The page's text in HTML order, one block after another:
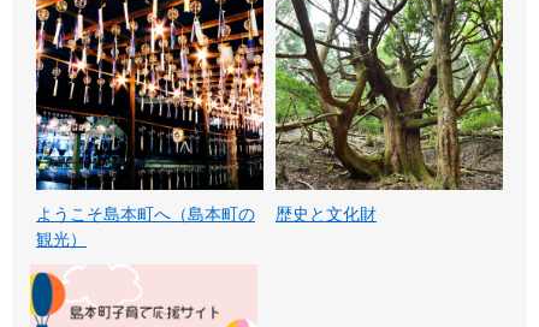
ようこそ島本町へ（島本町の
観光）
歴史と文化財